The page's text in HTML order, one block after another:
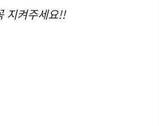
지켜주세요!!